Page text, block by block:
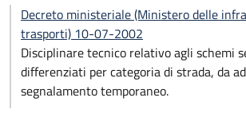
Decreto ministeriale (Ministero delle
trasporti) 10-07-2002
Disciplinare tecnico relativo agli schemi
differenziati per categoria di strada, da
segnalamento temporaneo.